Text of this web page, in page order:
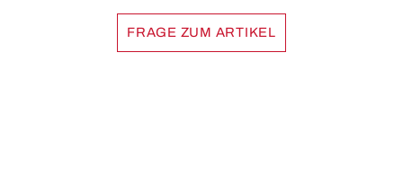
FRAGE ZUM ARTIKEL